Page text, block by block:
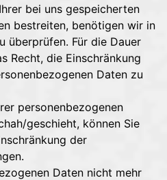
bei uns gespeicherten
bestreiten, benötigen wir in
überprüfen. Für die Dauer
Recht, die Einschränkung
Daten zu
personenbezogenen
geschieht, können Sie
der
Daten nicht mehr